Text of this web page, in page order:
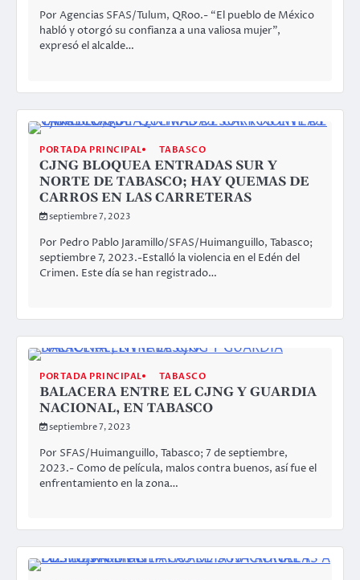
Por Agencias SFAS/Tulum, QRoo.- “El pueblo de México
habló y otorgó su confianza a una valiosa mujer”,
expresó el alcalde…
PORTADA PRINCIPAL TABASCO
CJNG BLOQUEA ENTRADAS SUR Y
NORTE DE TABASCO; HAY QUEMAS DE
CARROS EN LAS CARRETERAS
septiembre 7, 2023
Por Pedro Pablo Jaramillo/SFAS/Huimanguillo, Tabasco;
septiembre 7, 2023.-Estalló la violencia en el Edén del
Crimen. Este día se han registrado…
PORTADA PRINCIPAL TABASCO
BALACERA ENTRE EL CJNG Y GUARDIA
NACIONAL, EN TABASCO
septiembre 7, 2023
Por SFAS/Huimanguillo, Tabasco; 7 de septiembre,
2023.- Como de película, malos contra buenos, así fue el
enfrentamiento en la zona…